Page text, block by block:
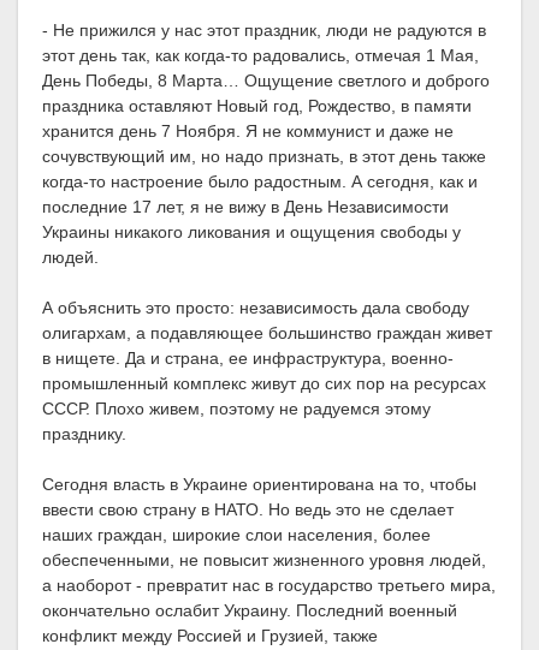
- Не прижился у нас этот праздник, люди не радуются в
этот день так, как когда-то радовались, отмечая 1 Мая,
День Победы, 8 Марта… Ощущение светлого и доброго
праздника оставляют Новый год, Рождество, в памяти
хранится день 7 Ноября. Я не коммунист и даже не
сочувствующий им, но надо признать, в этот день также
когда-то настроение было радостным. А сегодня, как и
последние 17 лет, я не вижу в День Независимости
Украины никакого ликования и ощущения свободы у
людей.
А объяснить это просто: независимость дала свободу
олигархам, а подавляющее большинство граждан живет
в нищете. Да и страна, ее инфраструктура, военно-
промышленный комплекс живут до сих пор на ресурсах
СССР. Плохо живем, поэтому не радуемся этому
празднику.
Сегодня власть в Украине ориентирована на то, чтобы
ввести свою страну в НАТО. Но ведь это не сделает
наших граждан, широкие слои населения, более
обеспеченными, не повысит жизненного уровня людей,
а наоборот - превратит нас в государство третьего мира,
окончательно ослабит Украину. Последний военный
конфликт между Россией и Грузией, также